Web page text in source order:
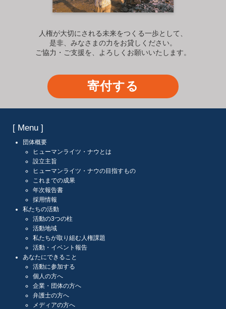
人権が大切にされる未来をつくる一歩として、
是非、みなさまの力をお貸しください。
ご協力・ご支援を、よろしくお願いいたします。
寄付する
[ Menu ]
団体概要
ヒューマンライツ・ナウとは
設立主旨
ヒューマンライツ・ナウの目指すもの
これまでの成果
年次報告書
採用情報
私たちの活動
活動の3つの柱
活動地域
私たちが取り組む人権課題
活動・イベント報告
あなたにできること
活動に参加する
個人の方へ
企業・団体の方へ
弁護士の方へ
メディアの方へ